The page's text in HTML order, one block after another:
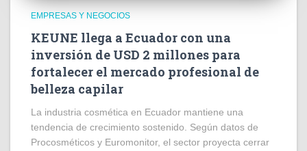
EMPRESAS Y NEGOCIOS
KEUNE llega a Ecuador con una
inversión de USD 2 millones para
fortalecer el mercado profesional de
belleza capilar
La industria cosmética en Ecuador mantiene una
tendencia de crecimiento sostenido. Según datos de
Procosméticos y Euromonitor, el sector proyecta cerrar